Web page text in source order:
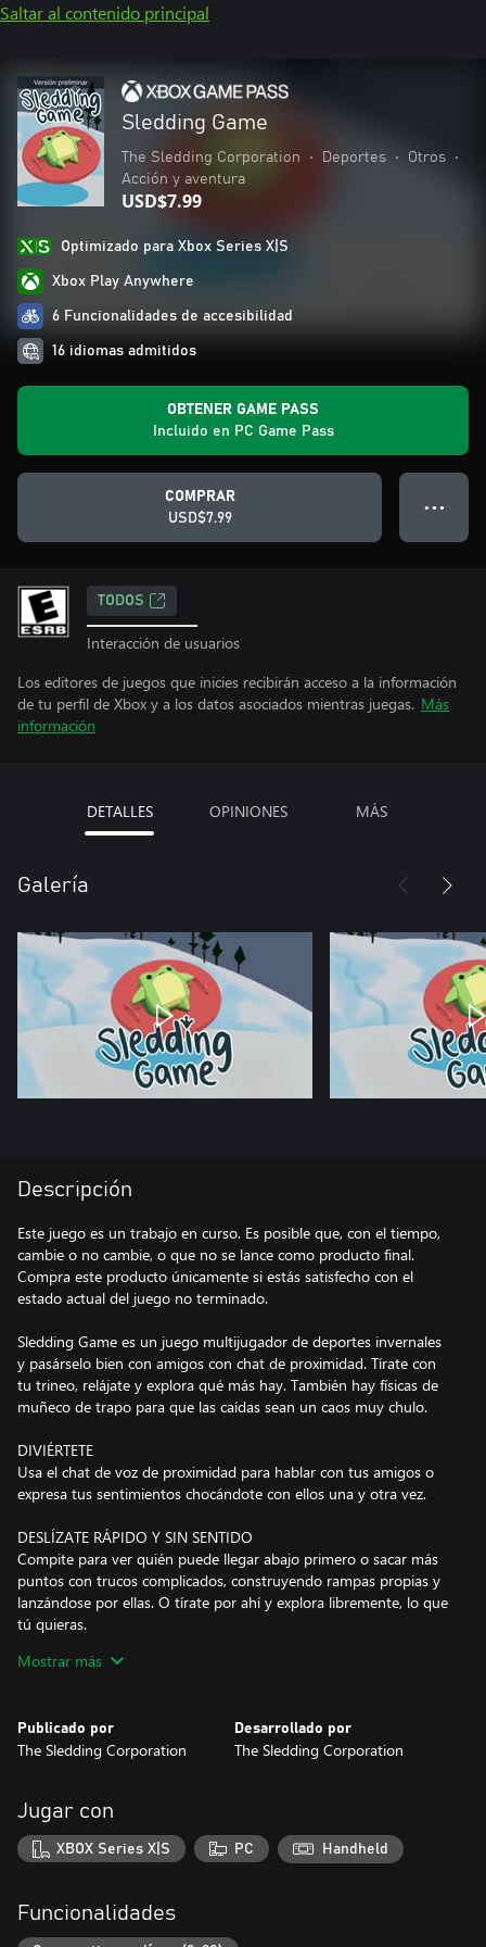
Saltar al contenido principal
Sledding Game
The Sledding Corporation • Deportes • Otros
•
Acción y aventura
USD$7.99
Optimizado para Xbox Series X|S
Xbox Play Anywhere
6 Funcionalidades de accesibilidad
16 idiomas admitidos
OBTENER GAME PASS
Incluido en PC Game Pass
COMPRAR
USD$7.99
● ● ●
TODOS
Interacción de usuarios
Los editores de juegos que inicies recibirán acceso a la información
de tu perfil de Xbox y a los datos asociados mientras juegas. Más
información
DETALLES OPINIONES MÁS
Galería
Descripción
Este juego es un trabajo en curso. Es posible que, con el tiempo,
cambie o no cambie, o que no se lance como producto final.
Compra este producto únicamente si estás satisfecho con el
estado actual del juego no terminado.
Sledding Game es un juego multijugador de deportes invernales
y pasárselo bien con amigos con chat de proximidad. Tírate con
tu trineo, relájate y explora qué más hay. También hay físicas de
muñeco de trapo para que las caídas sean un caos muy chulo.
DIVIÉRTETE
Usa el chat de voz de proximidad para hablar con tus amigos o
expresa tus sentimientos chocándote con ellos una y otra vez.
DESLÍZATE RÁPIDO Y SIN SENTIDO
Compite para ver quién puede llegar abajo primero o sacar más
puntos con trucos complicados, construyendo rampas propias y
lanzándose por ellas. O tírate por ahí y explora libremente, lo que
tú quieras.
HAZ OTRAS COSAS
los dardos o al curling, asar malvaviscos, beber chocolate caliente
bien a gusto en el refugio y más.
Elige entre un montón de personajes animales personalizables y
expresiones. Gana puntos para gastarlos en objetos cosméticos
para ti o tu trineo.
QUE TE DÉ UNA PATADA EL YETI
Mostrar más
Publicado por
The Sledding Corporation
Desarrollado por
The Sledding Corporation
Jugar con
XBOX Series X|S PC Handheld
Funcionalidades